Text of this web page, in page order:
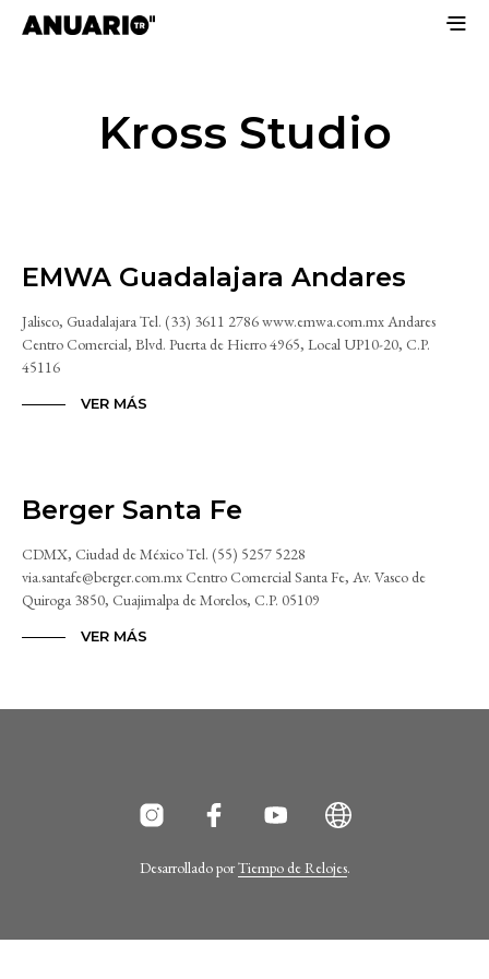
Kross Studio
EMWA Guadalajara Andares
Jalisco, Guadalajara Tel. (33) 3611 2786 www.emwa.com.mx Andares
Centro Comercial, Blvd. Puerta de Hierro 4965, Local UP10-20, C.P.
45116
VER MÁS
Berger Santa Fe
CDMX, Ciudad de México Tel. (55) 5257 5228
via.santafe@berger.com.mx Centro Comercial Santa Fe, Av. Vasco de
Quiroga 3850, Cuajimalpa de Morelos, C.P. 05109
VER MÁS
Desarrollado porTiempo de Relojes.